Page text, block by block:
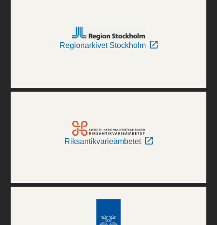
Regionarkivet Stockholm
Riksantikvarieämbetet